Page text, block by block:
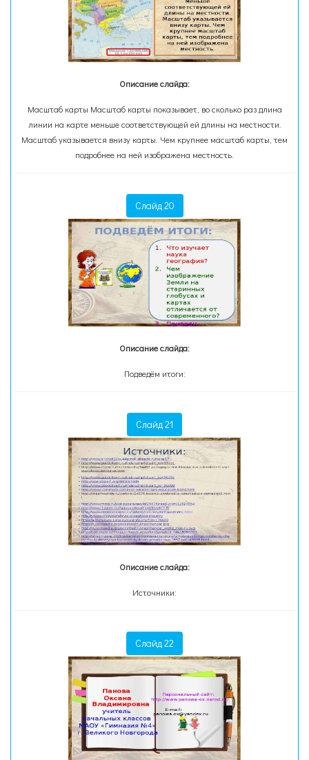
Описание слайда:
Масштаб карты Масштаб карты показывает, во сколько раз длина
линии на карте меньше соответствующей ей длины на местности.
Масштаб указывается внизу карты. Чем крупнее масштаб карты, тем
подробнее на ней изображена местность.
Слайд 20
Описание слайда:
Подведём итоги:
Слайд 21
Описание слайда:
Источники:
Слайд 22